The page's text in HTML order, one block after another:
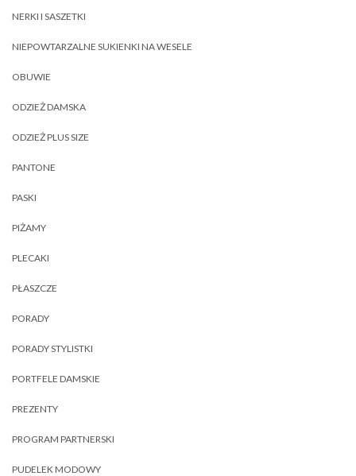
NERKI I SASZETKI
NIEPOWTARZALNE SUKIENKI NA WESELE
OBUWIE
ODZIEŻ DAMSKA
ODZIEŻ PLUS SIZE
PANTONE
PASKI
PIŻAMY
PLECAKI
PŁASZCZE
PORADY
PORADY STYLISTKI
PORTFELE DAMSKIE
PREZENTY
PROGRAM PARTNERSKI
PUDELEK MODOWY